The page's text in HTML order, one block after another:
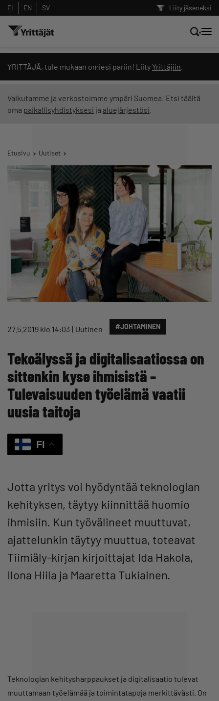
Liity jäseneksi
FI EN SV
YRITTÄJÄ, tule mukaan omiesi pariin! Liity Yrittäjiin
Vaikutamme ja verkostoimme ympäri Suomea! Etsi täältä
oma paikallisyhdistyksesi ja aluejärjestösi
Etusivu Uutiset
27.5.2019 klo 14:03 Uutinen #JOHTAMINEN
Tekoälyssä ja digitalisaatiossa on
sittenkin kyse ihmisistä –
Tulevaisuuden työelämä vaatii
uusia taitoja
FI
Jotta yritys voi hyödyntää teknologian
kehityksen, täytyy kiinnittää huomio
ihmisiin. Kun työvälineet muuttuvat,
ajattelunkin täytyy muuttua, toteavat
Tiimiäly-kirjan kirjoittajat Ida Hakola,
Ilona Hiila ja Maaretta Tukiainen.
Teknologian kehitysharppaukset ja digitalisaatio tulevat
muuttamaan työelämää ja toimintatapoja merkittävästi. On
Hae sivustolta tai kysy suoraan
Yrittäjien tekoälyltä
Suodata hakutuloksia: näytä kaikki sisältö